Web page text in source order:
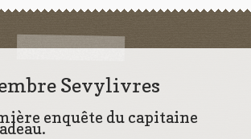
Sevylivres
enquête du capitaine